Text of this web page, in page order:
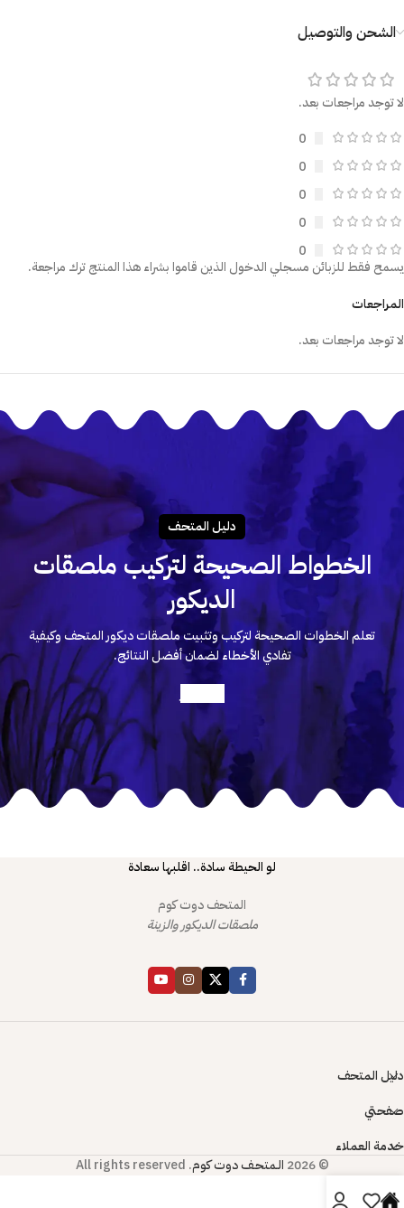
الشحن والتوصيل
لا توجد مراجعات بعد.
0
0
0
0
0
المراجعات
لا توجد مراجعات بعد.
يسمح فقط للزبائن مسجلي الدخول الذين قاموا بشراء هذا المنتج ترك مراجعة.
دليـل المتحـف
الخطواط الصحيحة لتركيب ملصقات
الديكور
تعلم الخطوات الصحيحة لتركيب وتثبيت ملصقات ديكور المتحف وكيفية
تفادي الأخطاء لضمان أفضل النتائج.
لو الحيطة سادة.. اقلبها سعادة
المتحف دوت كوم
ملصقات الديكور والزينة
دليل المتحف
صفحتي
خدمة العملاء
© 2026
الـمتحـف دوت كوم. All rights reserved